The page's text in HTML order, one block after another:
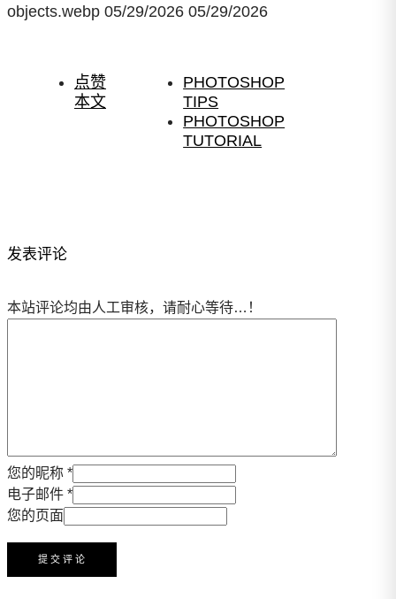
objects.webp 05/29/2026 05/29/2026
点赞
本文
PHOTOSHOP
TIPS
PHOTOSHOP
TUTORIAL
发表评论
本站评论均由人工审核，请耐心等待…！
您的昵称 *
电子邮件 *
您的页面